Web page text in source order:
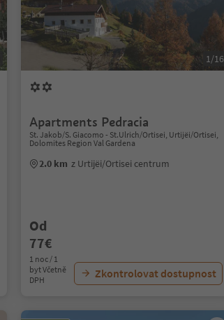
1/16
Apartments Pedracia
St. Jakob/S. Giacomo - St.Ulrich/Ortisei, Urtijëi/Ortisei,
Dolomites Region Val Gardena
2.0 km z Urtijëi/Ortisei centrum
Od
77€
1 noc / 1
byt Včetně
DPH
Zkontrolovat dostupnost